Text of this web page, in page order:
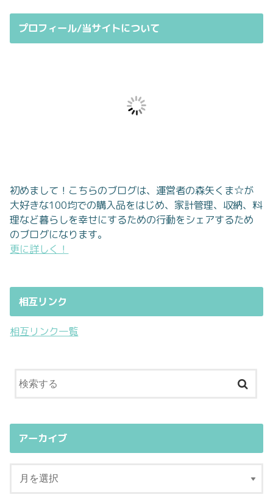
プロフィール/当サイトについて
初めまして！こちらのブログは、運営者の森矢くま☆が
大好きな100均での購入品をはじめ、家計管理、収納、料
理など暮らしを幸せにするための行動をシェアするため
のブログになります。
更に詳しく！
相互リンク
相互リンク一覧
アーカイブ